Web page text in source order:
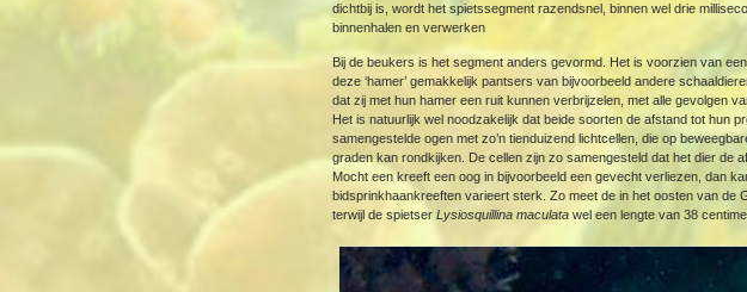
dichtbij is, wordt het spietssegment razendsnel, binnen wel drie
binnenhalen en verwerken
Bij de beukers is het segment anders gevormd. Het is voorzien van
deze ‘hamer’ gemakkelijk pantsers van bijvoorbeeld andere
dat zij met hun hamer een ruit kunnen verbrijzelen, met alle gevolgen
Het is natuurlijk wel noodzakelijk dat beide soorten de afstand tot hun
samengestelde ogen met zo’n tienduizend lichtcellen, die op
graden kan rondkijken. De cellen zijn zo samengesteld dat het dier de
Mocht een kreeft een oog in bijvoorbeeld een gevecht verliezen, dan
bidsprinkhaankreeften varieert sterk. Zo meet de in het oosten van
terwijl de spietserLysiosquillina maculata wel een lengte van 38